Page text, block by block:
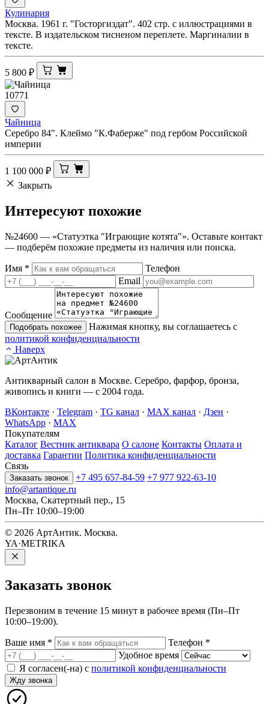
Кулинария
Москва. 1961 г. "Госторгиздат". 402 стр. с иллюстрациями в
тексте. В издательском тисненом переплете. Маргиналии в
тексте.
5 800 ₽
10771
Чайница
Серебро 84". Клеймо "К.Фаберже" под гербом Российской
империи
1 100 000 ₽
Закрыть
Интересуют похожие
№24600 — «Статуэтка "Играющие котята"». Оставьте контакт
— подберём похожие предметы из наличия или поиска.
Имя *
Телефон
Email
Сообщение
Подобрать похожее
Нажимая кнопку, вы соглашаетесь с
политикой конфиденциальности
Наверх
Антикварный салон в Москве. Серебро, фарфор, бронза,
живопись и книги — с 2004 года.
ВКонтакте · Telegram · TG канал · MAX канал · Дзен ·
WhatsApp · MAX
Покупателям
Каталог Вестник антиквара О салоне Контакты Оплата и
доставка Гарантии Политика конфиденциальности
Связь
Заказать звонок +7 495 657-84-59 +7 977 922-63-10
info@artantique.ru
Москва, Скатертный пер., 15
Пн–Пт 10:00–19:00
© 2026 АртАнтик. Москва.
YA·METRIKA
Заказать звонок
Перезвоним в течение 15 минут в рабочее время (Пн–Пт
10:00–19:00).
Ваше имя * Телефон *
Удобное время
Я согласен(-на) с политикой конфиденциальности
Жду звонка